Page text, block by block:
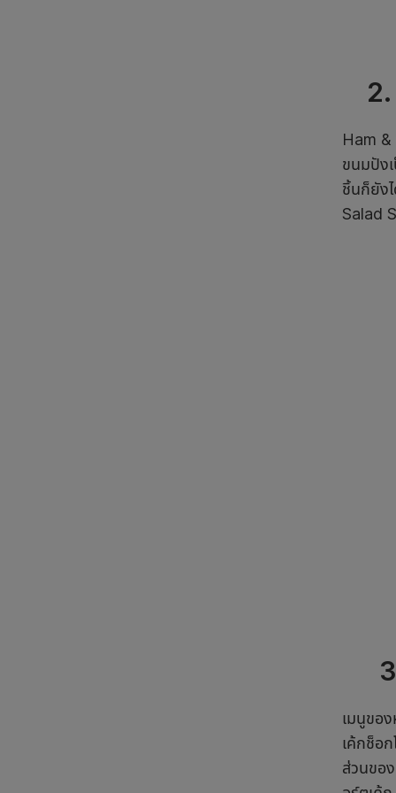
2.
Ham &
ขนมปัง
ชิ้นก็ยัง
Salad
3
เมนูขอ
เค้กช็อ
ส่วนขอ